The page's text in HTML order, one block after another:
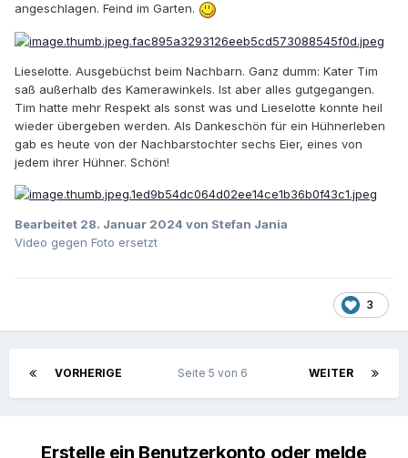
angeschlagen. Feind im Garten.
Lieselotte. Ausgebüchst beim Nachbarn. Ganz dumm: Kater Tim
saß außerhalb des Kamerawinkels. Ist aber alles gutgegangen.
Tim hatte mehr Respekt als sonst was und Lieselotte konnte heil
wieder übergeben werden. Als Dankeschön für ein Hühnerleben
gab es heute von der Nachbarstochter sechs Eier, eines von
jedem ihrer Hühner. Schön!
Bearbeitet 28. Januar 2024 von Stefan Jania
Video gegen Foto ersetzt
3
VORHERIGE WEITER
Seite 5 von 6
Erstelle ein Benutzerkonto oder melde